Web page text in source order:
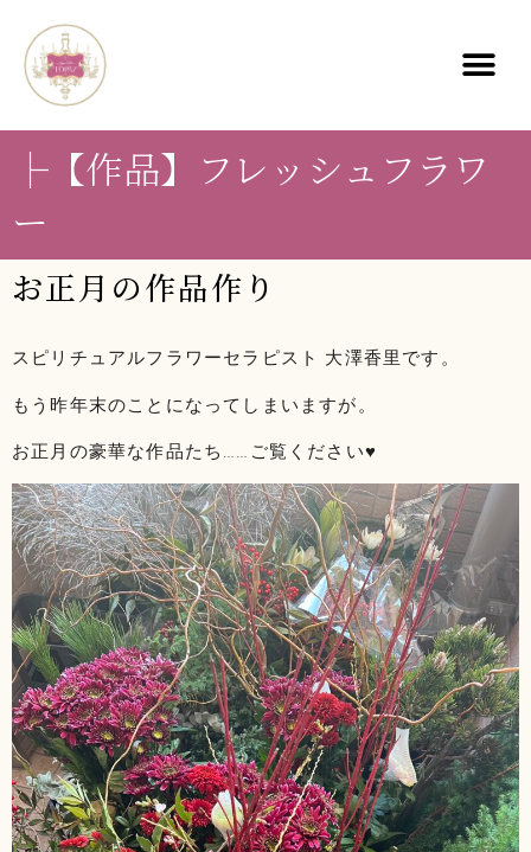
├【作品】フレッシュフラワ
ー
お正月の作品作り
スピリチュアルフラワーセラピスト 大澤香里です。
もう昨年末のことになってしまいますが。
お正月の豪華な作品たち……ご覧ください♥️